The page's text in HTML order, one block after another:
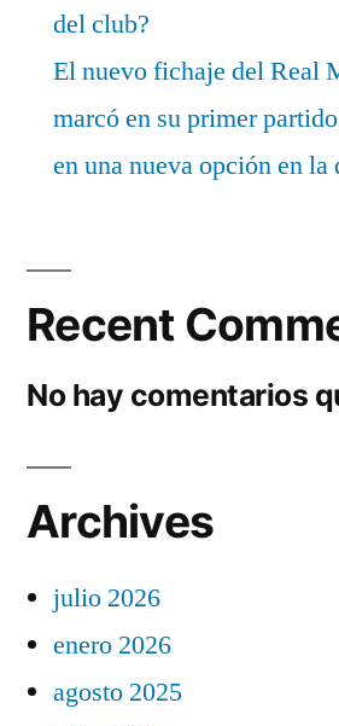
del club?
El nuevo fichaje del Real
marcó en su primer
en una nueva opción en la
Recent
No hay comentarios
Archives
julio 2026
enero 2026
agosto 2025